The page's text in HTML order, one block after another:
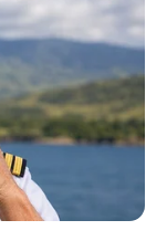
embargo rusia